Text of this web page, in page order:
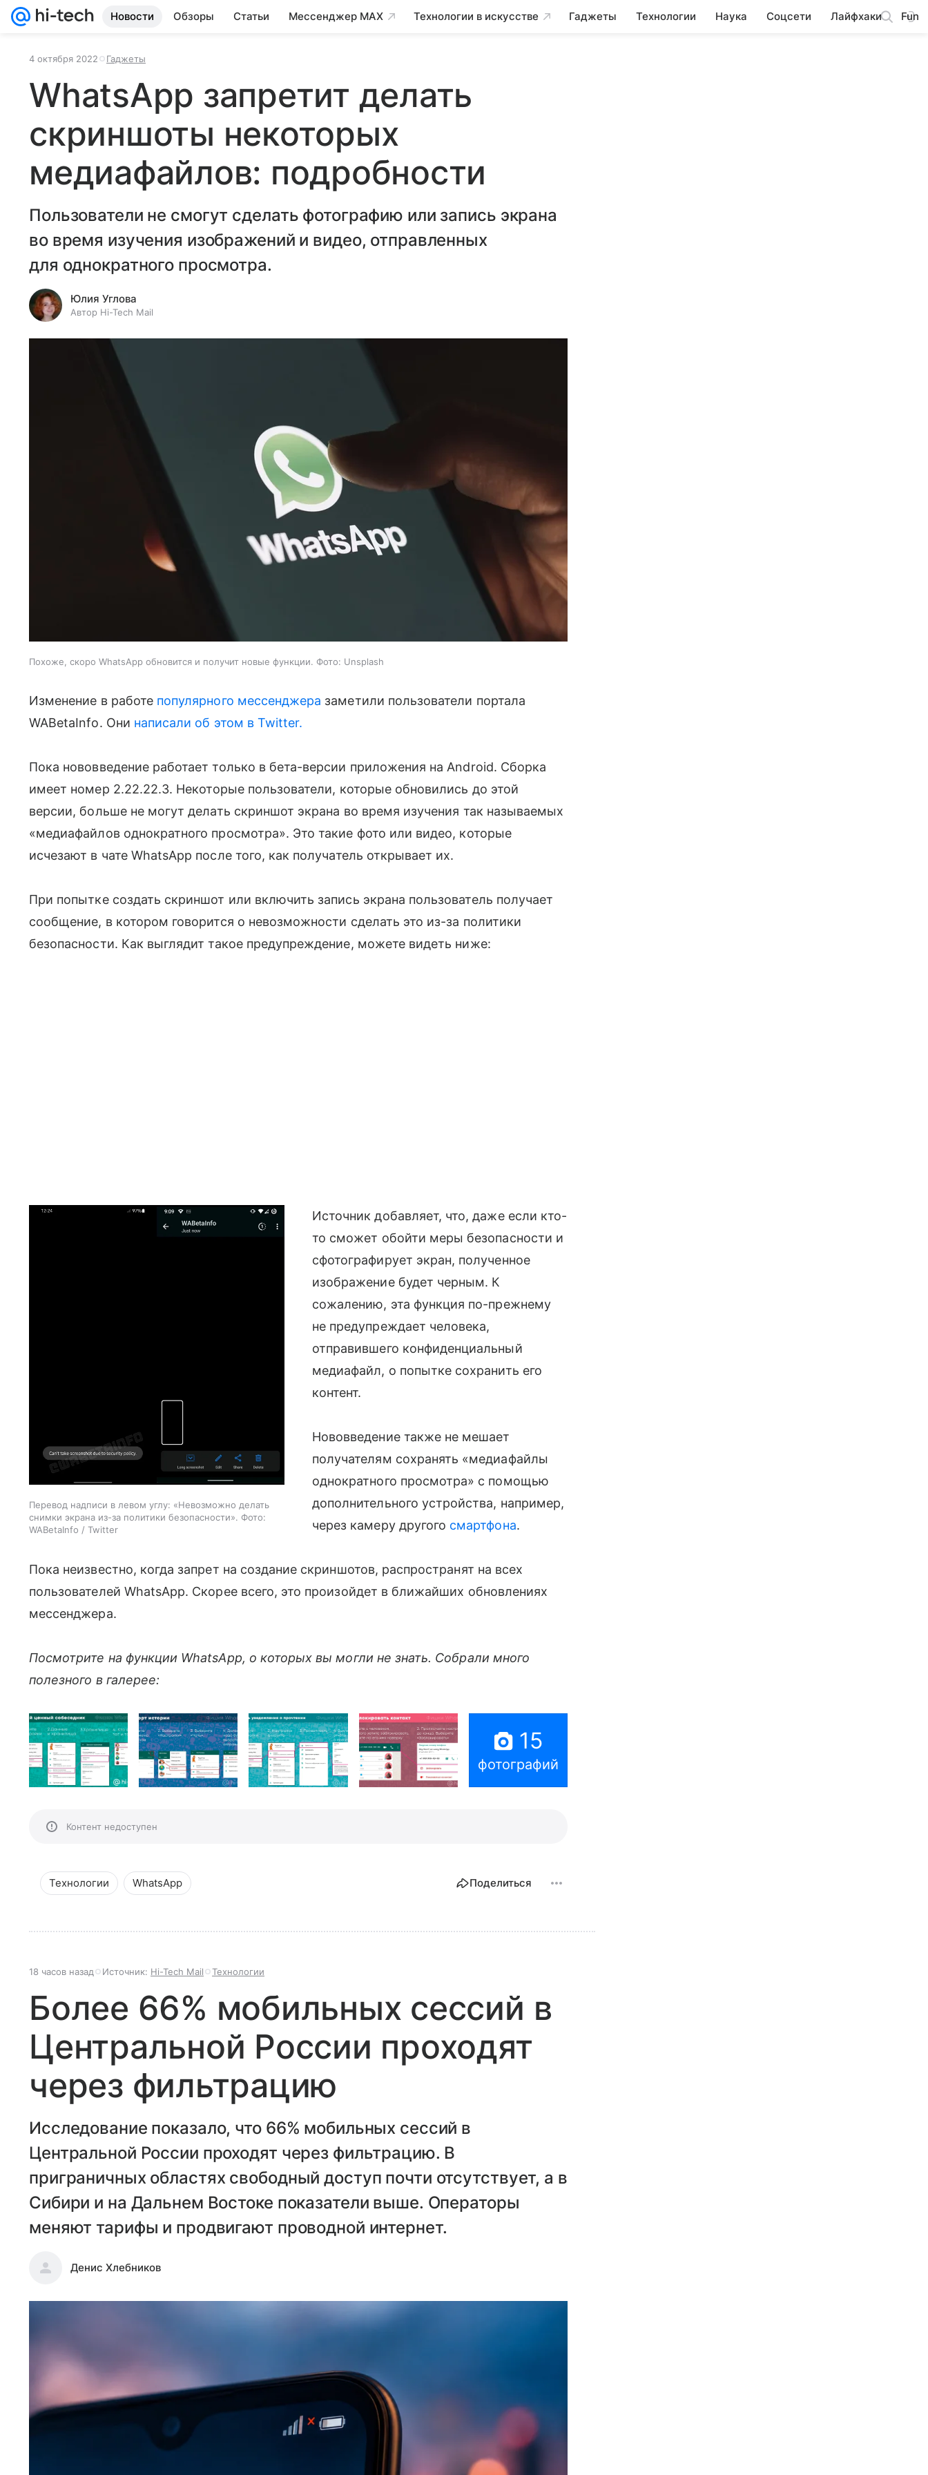
Новости Обзоры Статьи Мессенджер MAX Технологии в искусстве Гаджеты Технологии Наука Соцсети Лайфхаки Fun
4 октября 2022 Гаджеты
WhatsApp запретит делать
скриншоты некоторых
медиафайлов: подробности
Пользователи не смогут сделать фотографию или запись экрана
во время изучения изображений и видео, отправленных
для однократного просмотра.
Юлия Углова
Автор Hi-Tech Mail
Похоже, скоро WhatsApp обновится и получит новые функции. Фото: Unsplash
Изменение в работе популярного мессенджера заметили пользователи портала
WABetaInfo. Они написали об этом в Twitter.
Пока нововведение работает только в бета-версии приложения на Android. Сборка
имеет номер 2.22.22.3. Некоторые пользователи, которые обновились до этой
версии, больше не могут делать скриншот экрана во время изучения так называемых
«медиафайлов однократного просмотра». Это такие фото или видео, которые
исчезают в чате WhatsApp после того, как получатель открывает их.
При попытке создать скриншот или включить запись экрана пользователь получает
сообщение, в котором говорится о невозможности сделать это из-за политики
безопасности. Как выглядит такое предупреждение, можете видеть ниже:
Перевод надписи в левом углу: «Невозможно делать
снимки экрана из-за политики безопасности». Фото:
WABetaInfo / Twitter
Источник добавляет, что, даже если кто-
то сможет обойти меры безопасности и
сфотографирует экран, полученное
изображение будет черным. К
сожалению, эта функция по-прежнему
не предупреждает человека,
отправившего конфиденциальный
медиафайл, о попытке сохранить его
контент.
Нововведение также не мешает
получателям сохранять «медиафайлы
однократного просмотра» с помощью
дополнительного устройства, например,
через камеру другого смартфона.
Пока неизвестно, когда запрет на создание скриншотов, распространят на всех
пользователей WhatsApp. Скорее всего, это произойдет в ближайших обновлениях
мессенджера.
Посмотрите на функции WhatsApp, о которых вы могли не знать. Собрали много
полезного в галерее:
15
фотографий
Контент недоступен
Технологии WhatsApp Поделиться
18 часов назад Источник: Hi-Tech Mail Технологии
Более 66% мобильных сессий в
Центральной России проходят
через фильтрацию
Исследование показало, что 66% мобильных сессий в
Центральной России проходят через фильтрацию. В
приграничных областях свободный доступ почти отсутствует, а в
Сибири и на Дальнем Востоке показатели выше. Операторы
меняют тарифы и продвигают проводной интернет.
Денис Хлебников